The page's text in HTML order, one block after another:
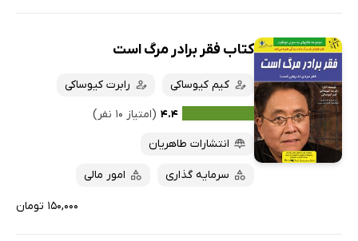
کتاب فقر برادر مرگ است
کیم کیوساکی
رابرت کیوساکی
۴.۴ (امتیاز ۱۰ نفر)
انتشارات طاهریان
سرمایه گذاری امور مالی
۱۵۰,۰۰۰ تومان